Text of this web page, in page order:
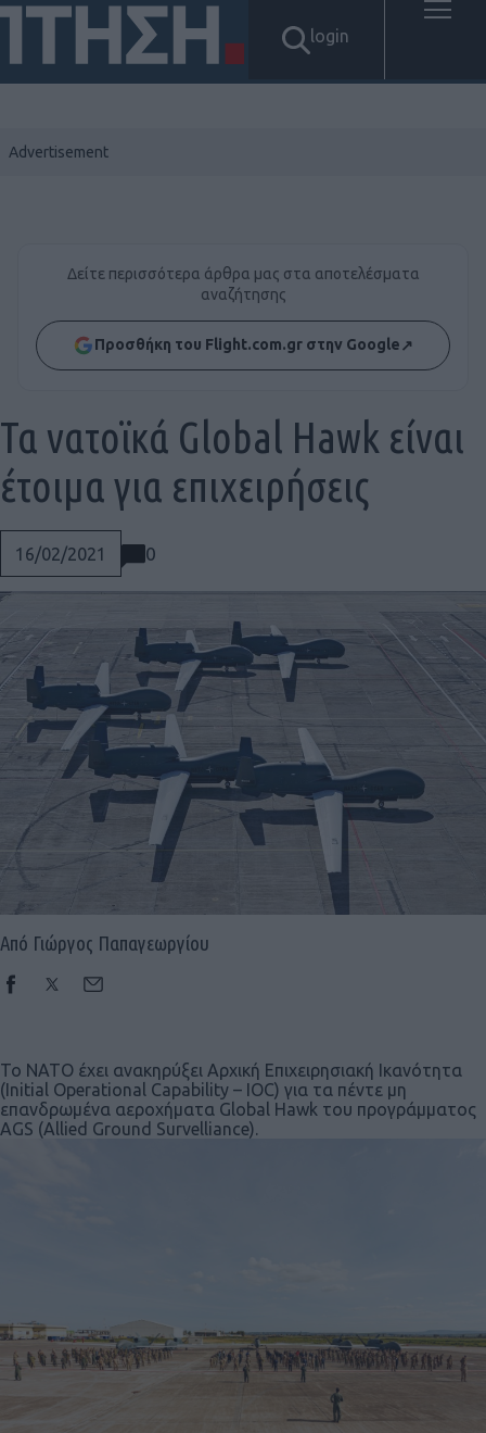
login
Δείτε περισσότερα άρθρα μας στα αποτελέσματα
αναζήτησης
Προσθήκη του Flight.com.gr στην Google↗
16/02/2021 0
Τα νατοϊκά Global Hawk είναι
έτοιμα για επιχειρήσεις
Από Γιώργος Παπαγεωργίου
Το NATO έχει ανακηρύξει Αρχική Επιχειρησιακή Ικανότητα
(Initial Operational Capability – IOC) για τα πέντε μη
επανδρωμένα αεροχήματα Global Hawk του προγράμματος
AGS (Allied Ground Survelliance).